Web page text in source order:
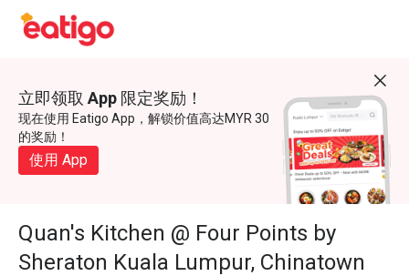
立即领取 App 限定奖励！
现在使用 Eatigo App，解锁价值高达MYR 30
的奖励！
使用 App
Quan's Kitchen @ Four Points by
Sheraton Kuala Lumpur, Chinatown